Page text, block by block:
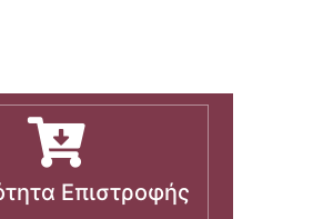
Επιστροφής